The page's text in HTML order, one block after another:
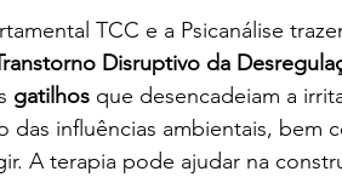
TCC e a Psicanálise
Disruptivo da
gatilhos que desencadeiam a
das influências ambientais, bem
A terapia pode ajudar na